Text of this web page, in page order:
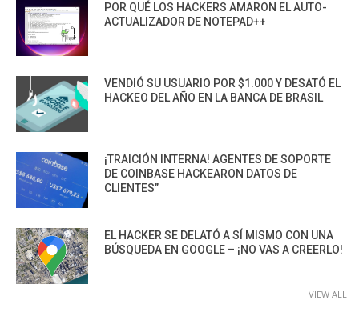
POR QUÉ LOS HACKERS AMARON EL AUTO-
ACTUALIZADOR DE NOTEPAD++
VENDIÓ SU USUARIO POR $1.000 Y DESATÓ EL
HACKEO DEL AÑO EN LA BANCA DE BRASIL
¡TRAICIÓN INTERNA! AGENTES DE SOPORTE
DE COINBASE HACKEARON DATOS DE
CLIENTES”
EL HACKER SE DELATÓ A SÍ MISMO CON UNA
BÚSQUEDA EN GOOGLE – ¡NO VAS A CREERLO!
VIEW ALL